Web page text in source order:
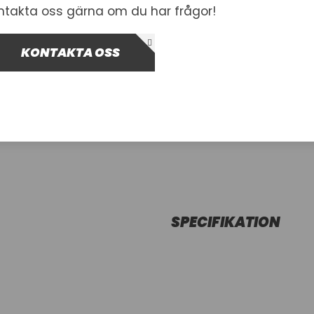
SPECIFIKATION
oss gärna om du har frågor!
KONTAKTA OSS